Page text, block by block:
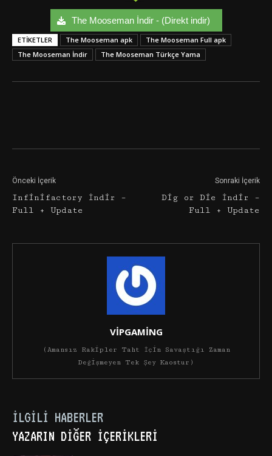
The Mooseman İndir - (Direkt indir)
ETIKETLER The Mooseman apk
The Mooseman Full apk
The Mooseman İndir
The Mooseman Türkçe Yama
Önceki İçerik
Infinifactory İndir –
Full + Update
Sonraki İçerik
Dig or Die İndir –
Full + Update
VİPGAMİNG
(Amansız Rakipler Taht İçin Savaştığı Zaman
Değişmeyen Tek Şey Kaostur)
İLGILI HABERLER
YAZARIN DIĞER İÇERIKLERI